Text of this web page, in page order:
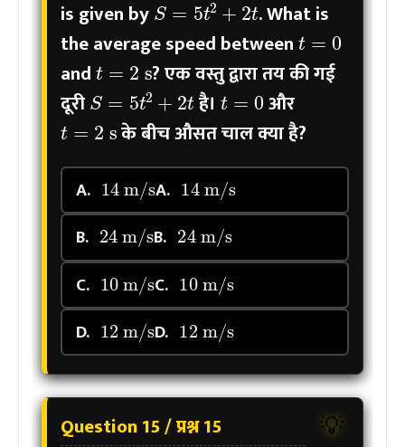
is given by
. What is
the average speed between
t=0
and
t=2s
?एक वस्तु द्वारा तय की गई
दूरी
S=5 t2+2 t
है।
t=0
और
t=2s
के बीच औसत चाल क्या है?
A.
14m/s
A.
14m/s
B.
24m/s
B.
24m/s
C.
10m/s
C.
10m/s
D.
12m/s
D.
12m/s
💡
Question 15 / प्रश्न 15